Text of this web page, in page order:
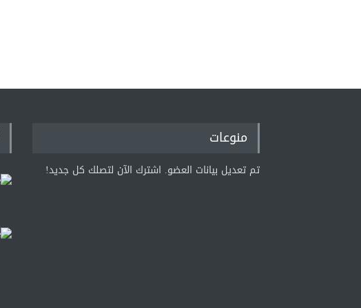
منوعات
تم تعديل بيانات العضو. اشترك الآن لتصلك كل جديد!